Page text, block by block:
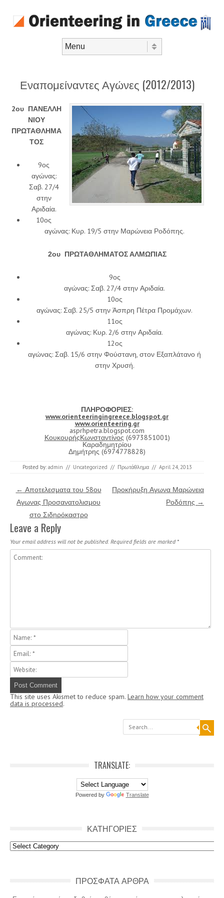
Εναπομείναντες Αγώνες (2012/2013)
2ου ΠΑΝΕΛΛΗ
ΝΙΟΥ
ΠΡΩΤΑΘΛΗΜΑ
ΤΟΣ
9ος
αγώνας:
Σαβ. 27/4
στην
Αριδαία.
10ος
αγώνας: Κυρ. 19/5 στην Μαρώνεια Ροδόπης.
2ου ΠΡΩΤΑΘΛΗΜΑΤΟΣ ΑΛΜΩΠΙΑΣ
9ος
αγώνας: Σαβ. 27/4 στην Αριδαία.
10ος
αγώνας: Σαβ. 25/5 στην Άσπρη Πέτρα Προμάχων.
11ος
αγώνας: Κυρ. 2/6 στην Αριδαία.
12ος
αγώνας: Σαβ. 15/6 στην Φούστανη, στον Εξαπλάτανο ή
στην Χρυσή.
ΠΛΗΡΟΦΟΡΙΕΣ:
www.orienteeringingreece.blogspot.gr
www.orienteering.gr
asprhpetra.blogspot.com
ΚουκουρήςΚωνσταντίνος (6973851001)
Καραδημητρίου
Δημήτρης (6974778828)
Posted by: admin // Uncategorized // Πρωτάθλημα // April 24, 2013
Post navigation
← Αποτελεσματα του 58ου
Αγωνας Προσανατολισμου
στο Σιδηρόκαστρο
Προκήρυξη Αγωνα Μαρώνεια
Ροδόπης →
Leave a Reply
Your email address will not be published. Required fields are marked *
This site uses Akismet to reduce spam. Learn how your comment
data is processed.
Search
TRANSLATE:
Powered by Translate
ΚΑΤΗΓΟΡΙΕΣ
Κατηγοριες
ΠΡΟΣΦΑΤΑ ΑΡΘΡΑ